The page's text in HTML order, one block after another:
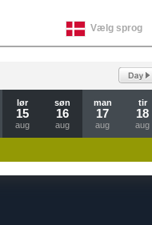
Vælg sprog
lør
15
aug
søn
16
aug
man
17
aug
tir
18
aug